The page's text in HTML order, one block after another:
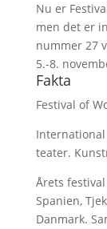
Nu er
men det er
nummer 27
5.-8.
Fakta
Festival of
teater.
Årets
Spanien,
Danmark.